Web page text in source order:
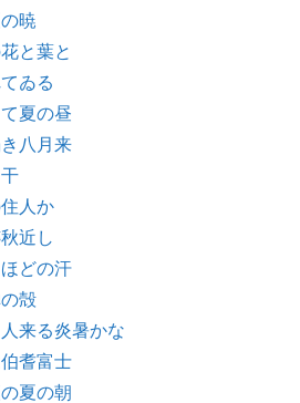
暁
と葉と
ゐる
夏の昼
八月来
人か
近し
どの汗
殻
来る炎暑かな
耆富士
夏の朝